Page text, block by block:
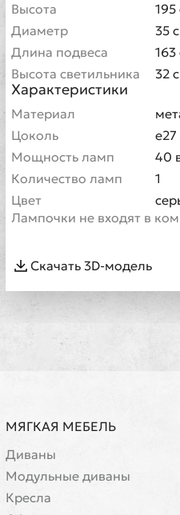
Высота
195
Диаметр
35
Длина подвеса
163
Высота светильника
32
Характеристики
Материал
Цоколь
e27
Мощность ламп
40
Количество ламп
1
Цвет
Лампочки не входят в
Скачать 3D-модель
МЯГКАЯ МЕБЕЛЬ
Диваны
Модульные диваны
Кресла